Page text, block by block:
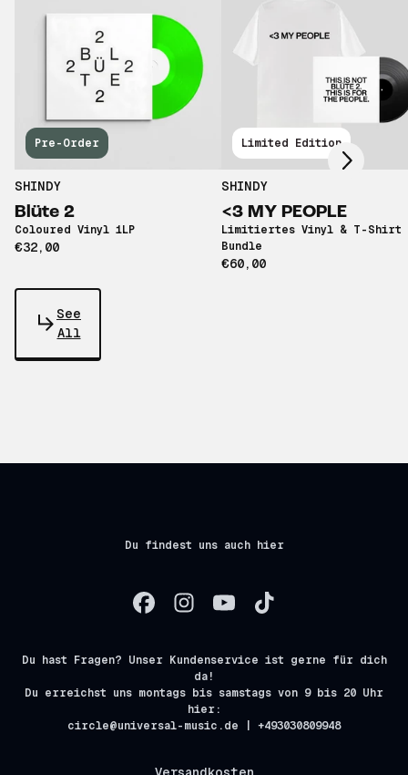
Pre-Order
SHINDY
Blüte 2
Coloured Vinyl 1LP
€32,00
Limited Edition
SHINDY
<3 MY PEOPLE
Limitiertes Vinyl & T-Shirt
Bundle
€60,00
Scroll right
See
All
Du findest uns auch hier
Du hast Fragen? Unser Kundenservice ist gerne für dich
da!
Du erreichst uns montags bis samstags von 9 bis 20 Uhr
hier:
circle@universal-music.de | +493030809948